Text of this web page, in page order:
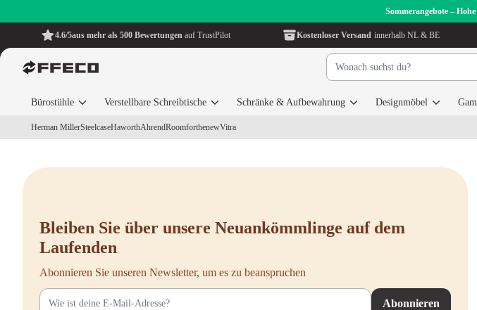
Sommerangebote –
4.6/5aus mehr als 500 Bewertungenauf TrustPilot Kostenloser Versand innerhalb NL & BE
Bürostühle Verstellbare Schreibtische Schränke & Aufbewahrung Designmöbel
Herman MillerSteelcaseHaworthAhrendRoomforthenewVitra
Bleiben Sie über unsere Neuankömmlinge auf dem
Laufenden
Abonnieren Sie unseren Newsletter, um es zu beanspruchen
Abonnieren